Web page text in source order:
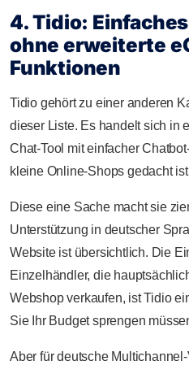
4. Tidio:
ohne erweiterte
Funktionen
Tidio gehört zu einer anderen
dieser Liste. Es handelt sich in
Chat-Tool mit einfacher
kleine Online-Shops gedacht
Diese eine Sache macht sie
Unterstützung in deutscher
Website ist übersichtlich. Die
Einzelhändler, die
Webshop verkaufen, ist Tidio
Sie Ihr Budget sprengen
Aber für deutsche